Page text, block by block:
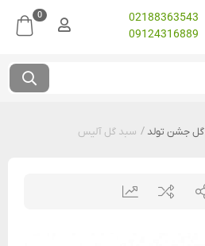
02188363543
09124316889
0
گل جشن تولد / سبد گل آلیس